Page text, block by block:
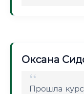
Оксана
Прошла